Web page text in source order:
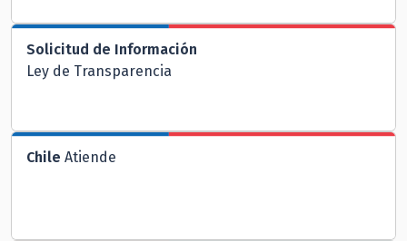
Solicitud de Información
Ley de Transparencia
Chile Atiende